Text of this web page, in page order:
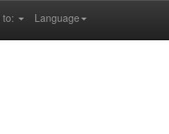
Language
to: